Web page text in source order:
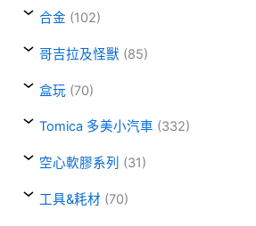
合金 (102)
哥吉拉及怪獸 (85)
盒玩 (70)
Tomica 多美小汽車 (332)
空心軟膠系列 (31)
工具&耗材 (70)